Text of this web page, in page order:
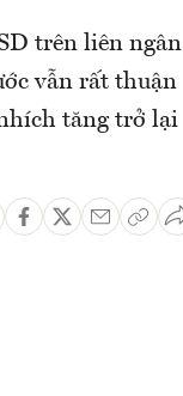
trên liên ngân
vẫn rất thuận
tăng trở lại